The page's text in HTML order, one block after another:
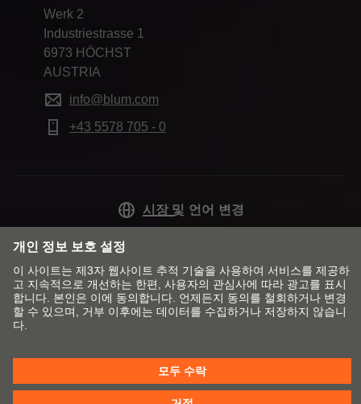
Werk 2
Industriestrasse 1
6973 HÖCHST
AUSTRIA
info@blum.com
+43 5578 705 - 0
시장 및 언어 변경
Blum 연락처
개인정보 보호정책 쿠키 정책